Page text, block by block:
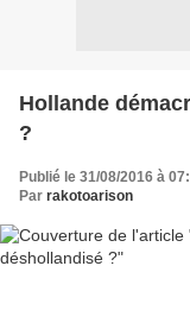
Hollande
?
Publié le 31/08/2016 à
Par rakotoarison